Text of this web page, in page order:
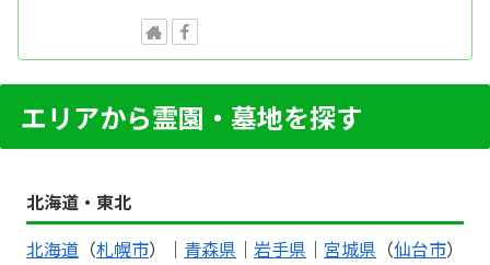
エリアから霊園・墓地を探す
北海道・東北
北海道 （札幌市）｜ 青森県 ｜ 岩手県 ｜ 宮城県 （仙台市）